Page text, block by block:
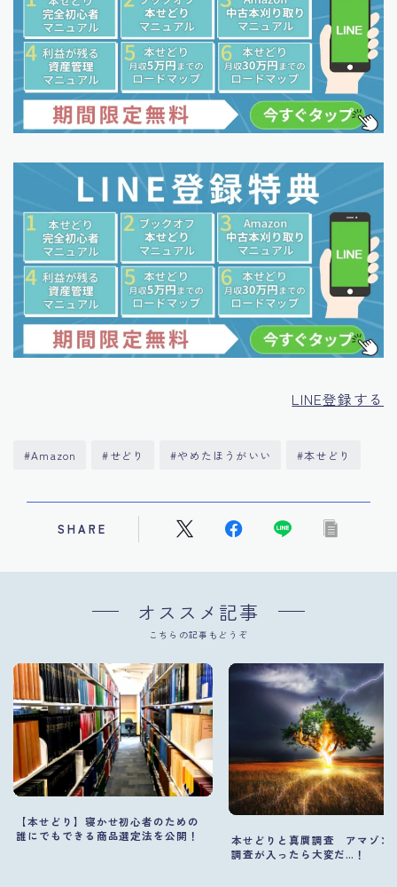
LINE登録する
#Amazon #せどり #やめたほうがいい #本せどり
SHARE
オススメ記事
こちらの記事もどうぞ
【本せどり】寝かせ初心者のための
誰にでもできる商品選定法を公開！
本せどりと真贋調査 アマゾン
調査が入ったら大変だ…！